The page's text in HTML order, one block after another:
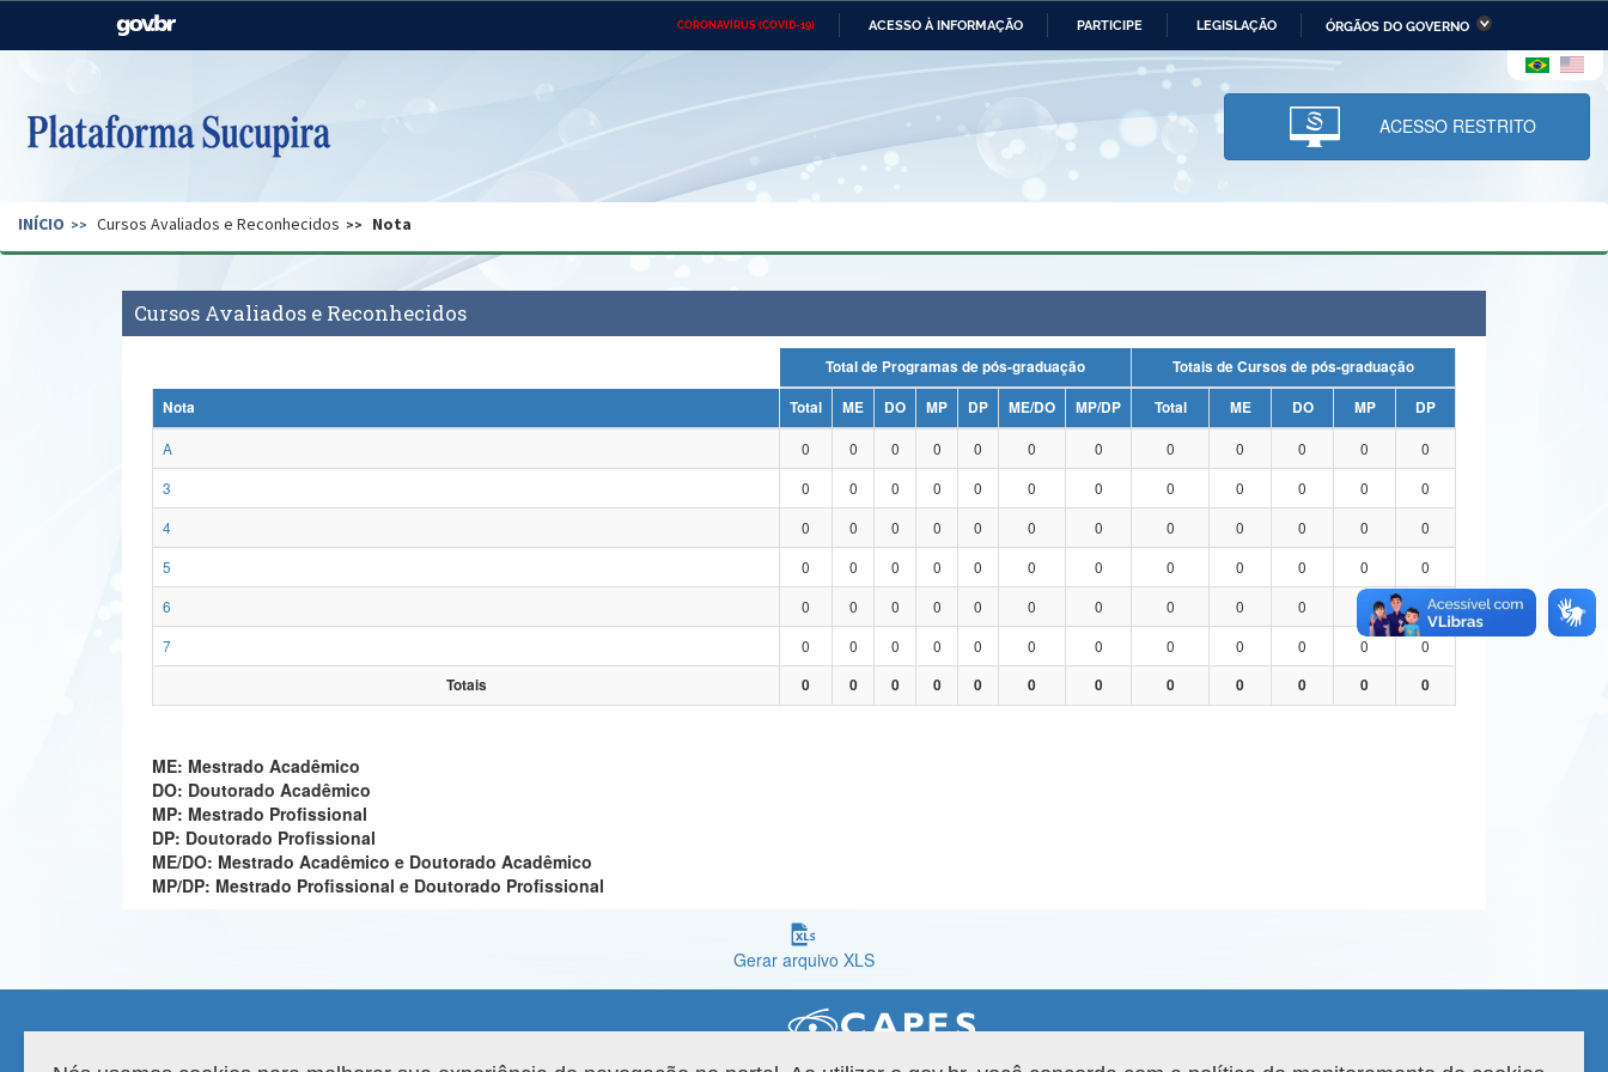
CORONAVÍRUS (COVID-19) ACESSO À INFORMAÇÃO PARTICIPE LEGISLAÇÃO ÓRGÃOS DO GOVERNO
Casa Civil Ministério das Relações Ministério da Economia Ministério da Infraestrutura
Pecuária e Abastecimento
Ministério da Ciência,
Tecnologia, Inovações e
Comunicações
Ministério do Desenvolvimento
Regional e dos Direitos Humanos
Secretaria de Governo Gabinete de Segurança Advocacia-Geral da União Banco Central do Brasil Planalto
ACESSO RESTRITO
INÍCIO Cursos Avaliados e Reconhecidos Nota
Cursos Avaliados e Reconhecidos
Total de Programas de pós-graduação
Totais de Cursos de pós-graduação
Nota
Total ME DO MP DP ME/DO MP/DP Total ME DO MP
DP
A
0 0 0 0 0 0 0 0 0 0 0
0
3
0 0 0 0 0 0 0 0 0 0 0
0
4
0 0 0 0 0 0 0 0 0 0 0
0
5
0 0 0 0 0 0 0 0 0 0 0
0
6
0 0 0 0 0 0 0 0 0 0
0
7
0 0 0 0 0 0 0 0 0 0 0
0
Totais
0 0 0 0 0 0 0 0 0 0 0 0
ME: Mestrado Acadêmico
DO: Doutorado Acadêmico
MP: Mestrado Profissional
DP: Doutorado Profissional
ME/DO: Mestrado Acadêmico e Doutorado Acadêmico
MP/DP: Mestrado Profissional e Doutorado Profissional
Gerar arquivo XLS